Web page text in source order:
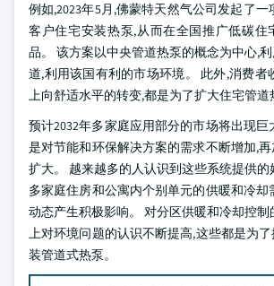
例如,2023年5月,佛蒙特天然气公司发起了
客户住宅安装热泵,从而在全国推广低碳住
品。 该方案以中央管道热泵的概念为中心,
道,利用该国有利的市场环境。 此外,消费者
上向舒适水平的转变,都是为了扩大住宅管道
预计2032年多家庭应用部分的市场将出现巨
是对节能和环保解决方案的需求不断增加,
扩大。 越来越多的人认识到这些系统提供
多家庭住房和公寓内个别单元的供暖和冷却
动态产生积极影响。 对分区供暖和冷却控制
上对环境问题的认识不断提高,这些都是为
装管道式热泵。